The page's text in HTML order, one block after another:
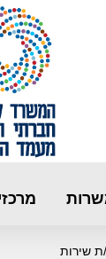
שירות